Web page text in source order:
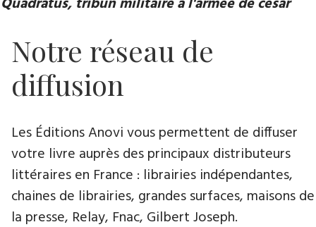
Notre réseau de
diffusion
Les Éditions Anovi vous permettent de diffuser
votre livre auprès des principaux distributeurs
littéraires en France : librairies indépendantes,
chaines de librairies, grandes surfaces, maisons de
la presse, Relay, Fnac, Gilbert Joseph.